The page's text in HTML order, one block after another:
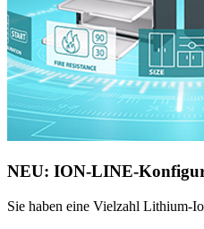
NEU: ION-LINE-
Sie haben eine Vielzahl Lithium-